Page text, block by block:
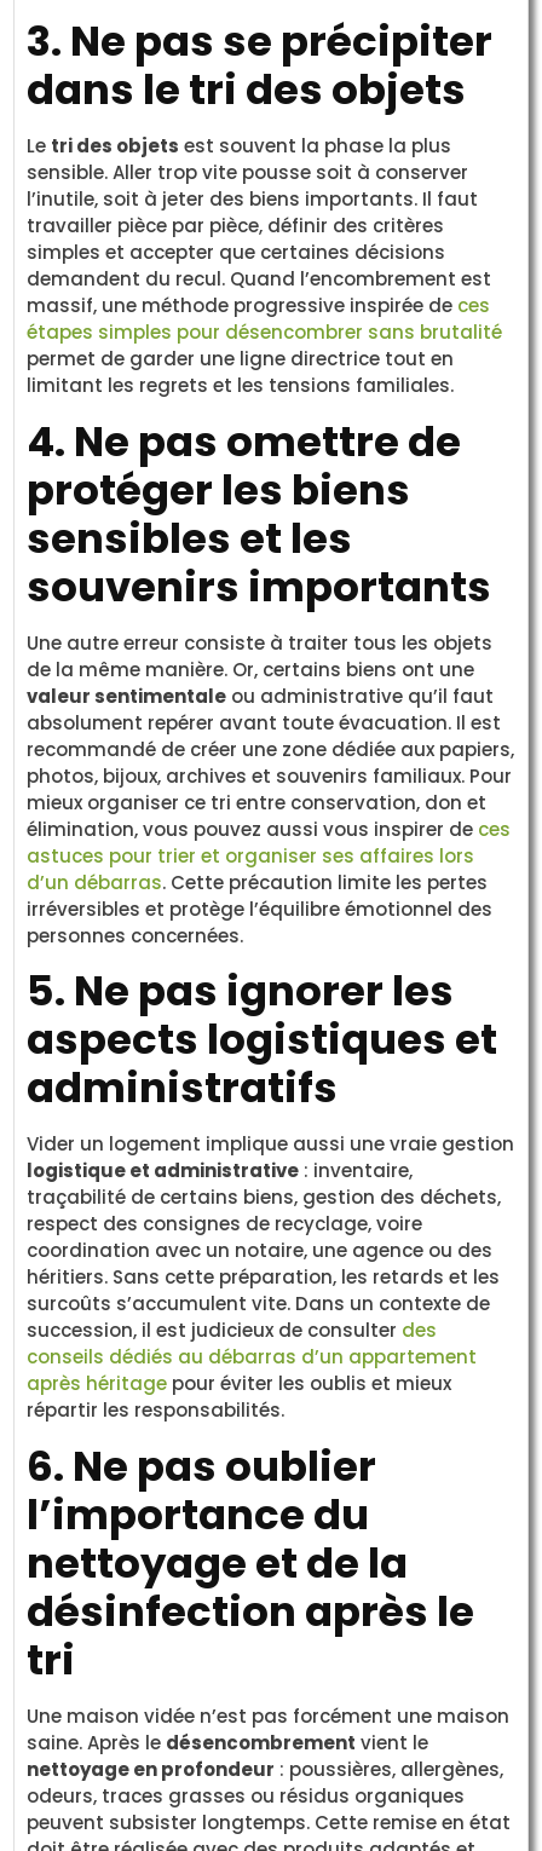
3. Ne pas se précipiter
dans le tri des objets
Le tri des objets est souvent la phase la plus
sensible. Aller trop vite pousse soit à conserver
l’inutile, soit à jeter des biens importants. Il faut
travailler pièce par pièce, définir des critères
simples et accepter que certaines décisions
demandent du recul. Quand l’encombrement est
massif, une méthode progressive inspirée de ces
étapes simples pour désencombrer sans brutalité
permet de garder une ligne directrice tout en
limitant les regrets et les tensions familiales.
4. Ne pas omettre de
protéger les biens
sensibles et les
souvenirs importants
Une autre erreur consiste à traiter tous les objets
de la même manière. Or, certains biens ont une
valeur sentimentale ou administrative qu’il faut
absolument repérer avant toute évacuation. Il est
recommandé de créer une zone dédiée aux papiers,
photos, bijoux, archives et souvenirs familiaux. Pour
mieux organiser ce tri entre conservation, don et
élimination, vous pouvez aussi vous inspirer de ces
astuces pour trier et organiser ses affaires lors
d’un débarras. Cette précaution limite les pertes
irréversibles et protège l’équilibre émotionnel des
personnes concernées.
5. Ne pas ignorer les
aspects logistiques et
administratifs
Vider un logement implique aussi une vraie gestion
logistique et administrative : inventaire,
traçabilité de certains biens, gestion des déchets,
respect des consignes de recyclage, voire
coordination avec un notaire, une agence ou des
héritiers. Sans cette préparation, les retards et les
surcoûts s’accumulent vite. Dans un contexte de
succession, il est judicieux de consulter des
conseils dédiés au débarras d’un appartement
après héritage pour éviter les oublis et mieux
répartir les responsabilités.
6. Ne pas oublier
l’importance du
nettoyage et de la
désinfection après le
tri
Une maison vidée n’est pas forcément une maison
saine. Après le désencombrement vient le
nettoyage en profondeur : poussières, allergènes,
odeurs, traces grasses ou résidus organiques
peuvent subsister longtemps. Cette remise en état